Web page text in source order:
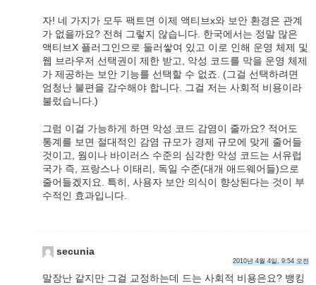
자! 네 가지가 모두 팩트면 이제 액티브x와 보안 환경은 관계
가 없을까요? 전혀 그렇지 않습니다. 한국에서는 정말 많은
액티브X 플러그인으로 둘러쌓여 있고 이로 인해 운영 체제 및
웹 브라우저 선택권이 제한 받고, 악성 코드를 막을 운영 체제
가 제공하는 보안 기능를 선택할 수 없죠. (그걸 선택하려면
엄청난 불편을 감수해야 합니다. 그걸 저는 사회적 비용이라
불렀습니다.)
그럼 이걸 가능하게 하면 악성 코드 감염이 줄까요? 적어도
통계를 보면 절대적인 감염 규모가 경제 규모에 맞게 줄어들
것이고, 웜이나 바이러스 수준의 심각한 악성 코드는 서유럽
국가 즉, 프랑스나 이태리, 독일 수준(대개 애드웨어들)으로
줄어들겠지요. 특히, 사용자 보안 의식이 향상된다는 것이 부
수적인 효과입니다.
secunia
2010년 4월 4일, 9:54 오전
말장난 같지만 그걸 교정하는데 드는 사회적 비용은요? 뱅킹